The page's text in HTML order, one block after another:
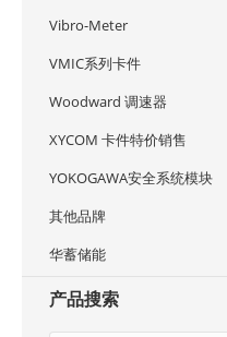
Vibro-Meter
VMIC系列卡件
Woodward 调速器
XYCOM 卡件特价销售
YOKOGAWA安全系统模块
其他品牌
华蓄储能
产品搜索